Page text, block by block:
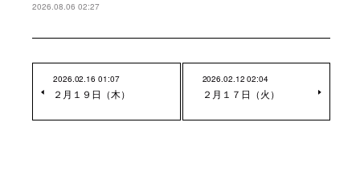
2026.08.06 02:27
2026.02.16 01:07
２月１９日（木）
2026.02.12 02:04
２月１７日（火）